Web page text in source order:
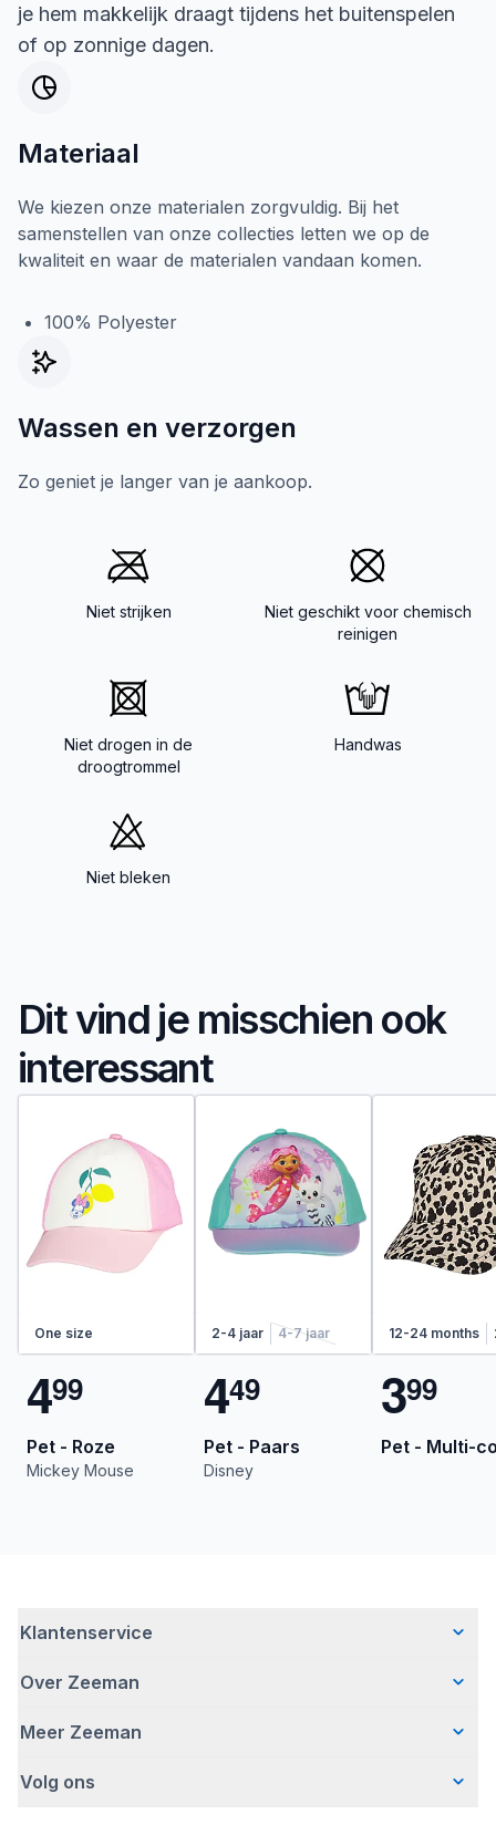
je hem makkelijk draagt tijdens het buitenspelen
of op zonnige dagen.
Materiaal
We kiezen onze materialen zorgvuldig. Bij het
samenstellen van onze collecties letten we op de
kwaliteit en waar de materialen vandaan komen.
100% Polyester
Wassen en verzorgen
Zo geniet je langer van je aankoop.
Niet strijken
Niet geschikt voor chemisch
reinigen
Niet drogen in de
droogtrommel
Handwas
Niet bleken
Dit vind je misschien ook
interessant
One size
499
Pet - Roze
Mickey Mouse
2-4 jaar 4-7 jaar
449
Pet - Paars
Disney
12-24 months
399
Pet - Multi-
Klantenservice
Veelgestelde vragen
Bezorgen
Retourneren
Over Zeeman
Wie wij zijn
Hoe wij verantwoord ondernemen
Meer Zeeman
Veiligheidswaarschuwing
Volg ons